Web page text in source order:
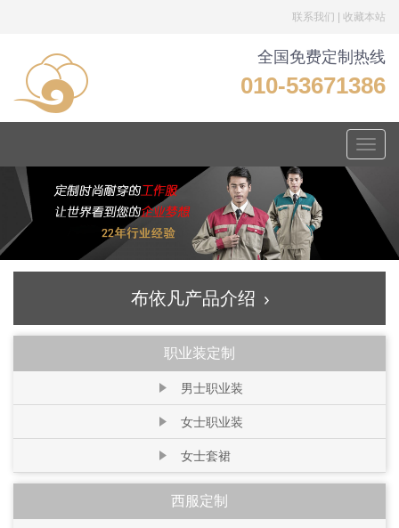
联系我们 收藏本站
全国免费定制热线
010-53671386
Toggle
布依凡产品介绍
职业装定制
男士职业装
女士职业装
女士套裙
西服定制